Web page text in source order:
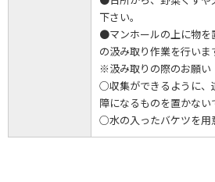
下さい。
●マンホールの上に物を
の汲み取り作業を行いま
※汲み取りの際のお願い
○収集ができるように、
障になるものを置かない
○水の入ったバケツを用